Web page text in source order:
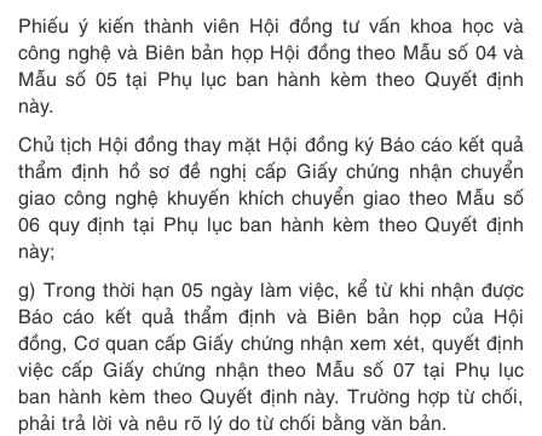
Phiếu ý kiến thành viên Hội đồng tư vấn khoa học và
công nghệ và Biên bản họp Hội đồng theo Mẫu số 04 và
Mẫu số 05 tại Phụ lục ban hành kèm theo Quyết định
này.
Chủ tịch Hội đồng thay mặt Hội đồng ký Báo cáo kết quả
thẩm định hồ sơ đề nghị cấp Giấy chứng nhận chuyển
giao công nghệ khuyến khích chuyển giao theo Mẫu số
06 quy định tại Phụ lục ban hành kèm theo Quyết định
này;
g) Trong thời hạn 05 ngày làm việc, kể từ khi nhận được
Báo cáo kết quả thẩm định và Biên bản họp của Hội
đồng, Cơ quan cấp Giấy chứng nhận xem xét, quyết định
việc cấp Giấy chứng nhận theo Mẫu số 07 tại Phụ lục
ban hành kèm theo Quyết định này. Trường hợp từ chối,
phải trả lời và nêu rõ lý do từ chối bằng văn bản.